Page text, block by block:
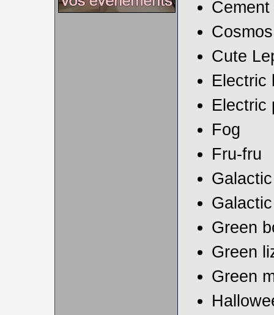
Cosmos
Cute
Electric
Electric
Fog
Fru-fru
Green
Green
Green